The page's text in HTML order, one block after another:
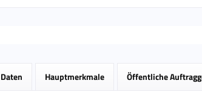
Hauptmerkmale Öffentliche